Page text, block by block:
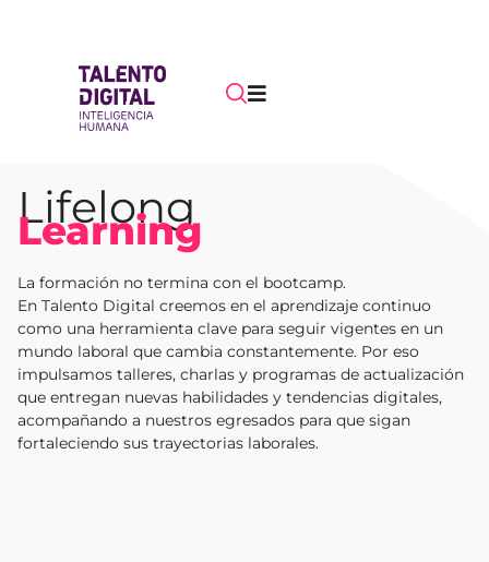
Lifelong
Learning
La formación no termina con el bootcamp.
En Talento Digital creemos en el aprendizaje continuo
como una herramienta clave para seguir vigentes en un
mundo laboral que cambia constantemente. Por eso
impulsamos talleres, charlas y programas de actualización
que entregan nuevas habilidades y tendencias digitales,
acompañando a nuestros egresados para que sigan
fortaleciendo sus trayectorias laborales.